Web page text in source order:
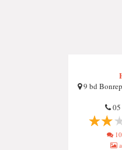
9 bd
05
10